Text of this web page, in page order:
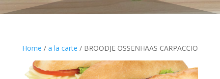
Home / a la carte / BROODJE OSSENHAAS CARPACCIO